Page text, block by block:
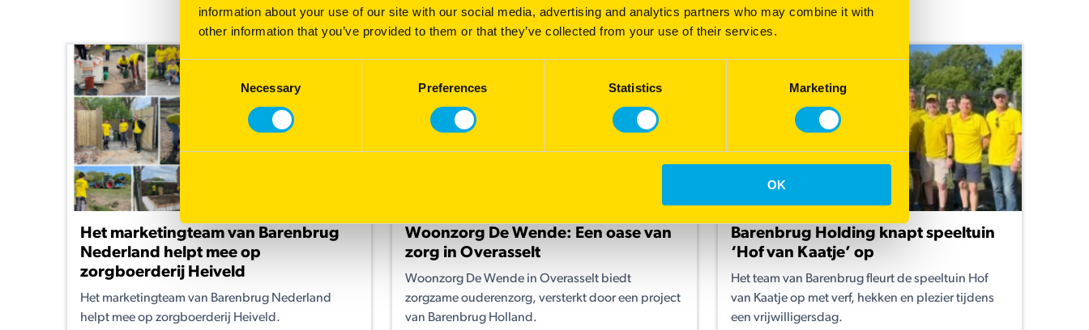
information about your use of our site with our social media, advertising and analytics partners who may combine it with
other information that you’ve provided to them or that they’ve collected from your use of their services.
Consent
Selection
Necessary Preferences Statistics Marketing
OK
Op deze pagina vindt je alle informatie over huidige en eerdere Helping with Hands-projecten over de hele wereld.
Het marketingteam van Barenbrug
Nederland helpt mee op
zorgboerderij Heiveld
Het marketingteam van Barenbrug Nederland
helpt mee op zorgboerderij Heiveld.
Woonzorg De Wende: Een oase van
zorg in Overasselt
Woonzorg De Wende in Overasselt biedt
zorgzame ouderenzorg, versterkt door een project
van Barenbrug Holland.
Barenbrug Holding knapt speeltuin
‘Hof van Kaatje’ op
Het team van Barenbrug fleurt de speeltuin Hof
van Kaatje op met verf, hekken en plezier tijdens
een vrijwilligersdag.